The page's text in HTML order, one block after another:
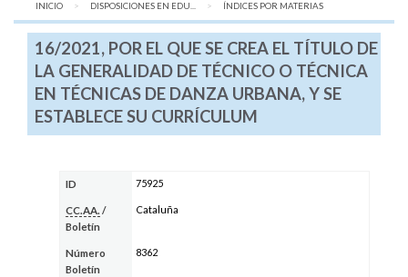
INICIO DISPOSICIONES EN EDU... AQUÍ:
ÍNDICES POR MATERIAS
16/2021, POR EL QUE SE CREA EL TÍTULO DE
LA GENERALIDAD DE TÉCNICO O TÉCNICA
EN TÉCNICAS DE DANZA URBANA, Y SE
ESTABLECE SU CURRÍCULUM
ID 75925
CC.AA. /
Boletín
Cataluña
Número
Boletín
8362